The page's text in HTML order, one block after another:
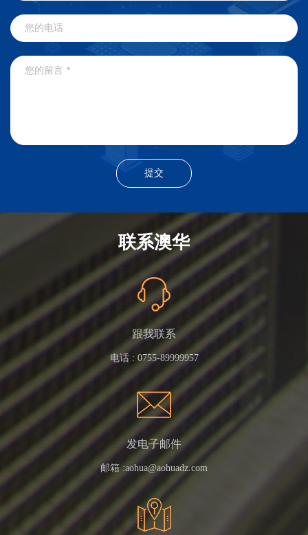
联系澳华
跟我联系
电话 : 0755-89999957
发电子邮件
邮箱 :aohua@aohuadz.com